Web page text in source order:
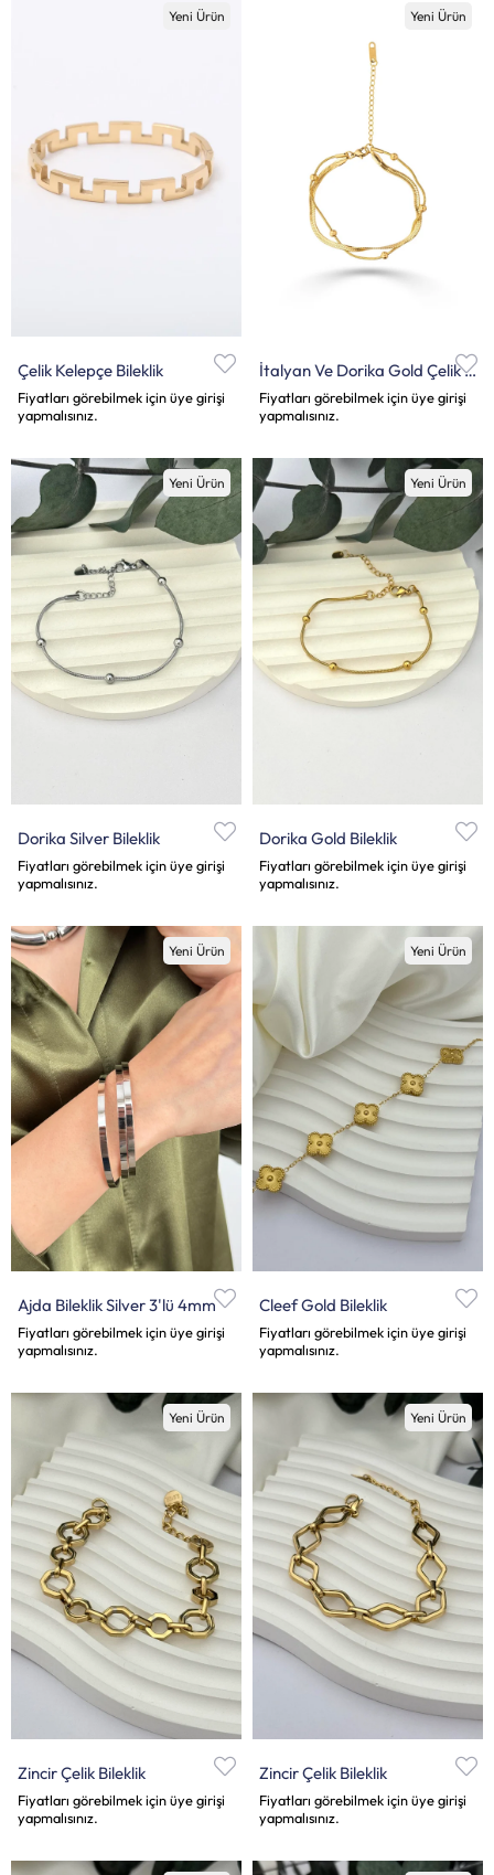
Çelik Kelepçe Bileklik
Fiyatları görebilmek için üye girişi
yapmalısınız.
Yeni Ürün
İtalyan Ve Dorika Gold Çelik Bileklik
Fiyatları görebilmek için üye girişi
yapmalısınız.
Yeni Ürün
Dorika Silver Bileklik
Fiyatları görebilmek için üye girişi
yapmalısınız.
Yeni Ürün
Dorika Gold Bileklik
Fiyatları görebilmek için üye girişi
yapmalısınız.
Yeni Ürün
Ajda Bileklik Silver 3'lü 4mm
Fiyatları görebilmek için üye girişi
yapmalısınız.
Yeni Ürün
Cleef Gold Bileklik
Fiyatları görebilmek için üye girişi
yapmalısınız.
Yeni Ürün
Zincir Çelik Bileklik
Fiyatları görebilmek için üye girişi
yapmalısınız.
Yeni Ürün
Zincir Çelik Bileklik
Fiyatları görebilmek için üye girişi
yapmalısınız.
Yeni Ürün